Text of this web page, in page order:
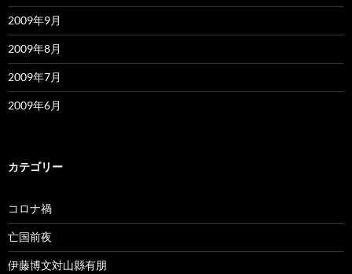
2009年9月
2009年8月
2009年7月
2009年6月
カテゴリー
コロナ禍
亡国前夜
伊藤博文対山縣有朋